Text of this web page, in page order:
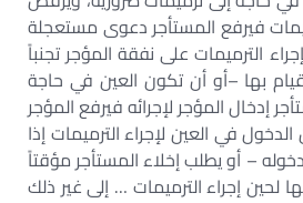
فيرفع المستأجر دعوى مستعجلة
الترميمات على نفقة المؤجر تجنباً
بها –أو أن تكون العين في حاجة
إدخال المؤجر لإجرائه فيرفع المؤجر
في العين لإجراء الترميمات إذا
– أو يطلب إخلاء المستأجر مؤقتاً
لحين إجراء الترميمات … إلى غير ذلك